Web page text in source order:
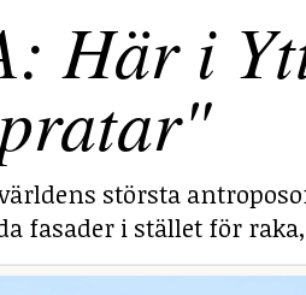
Här i
största
fasader i stället för